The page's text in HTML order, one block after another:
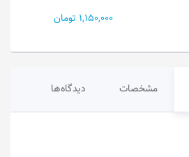
1,150,000 تومان
مشخصات دیدگاه‌ها